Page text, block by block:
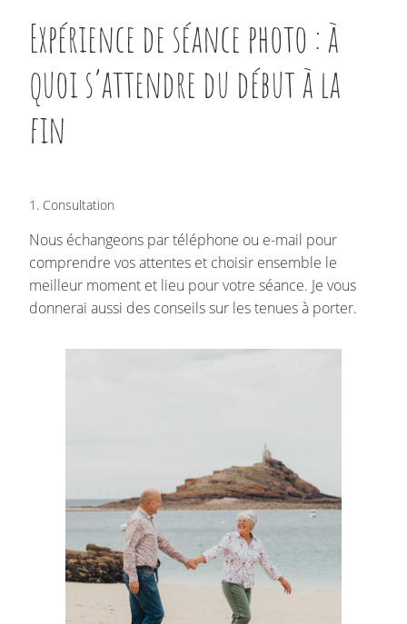
Expérience de séance photo : à
quoi s’attendre du début à la
fin
1. Consultation
Nous échangeons par téléphone ou e-mail pour
comprendre vos attentes et choisir ensemble le
meilleur moment et lieu pour votre séance. Je vous
donnerai aussi des conseils sur les tenues à porter.